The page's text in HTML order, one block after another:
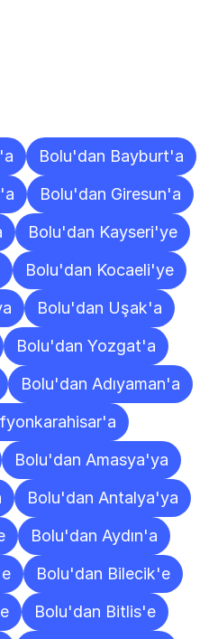
Bolu'dan Bayburt'a
Bolu'dan Giresun'a
Bolu'dan Kayseri'ye
Bolu'dan Kocaeli'ye
Bolu'dan Uşak'a
Bolu'dan Yozgat'a
Bolu'dan Adıyaman'a
Bolu'dan Amasya'ya
Bolu'dan Antalya'ya
Bolu'dan Aydın'a
Bolu'dan Bilecik'e
Bolu'dan Bitlis'e